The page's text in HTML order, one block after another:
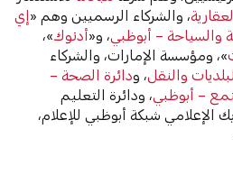
، والشركاء الرسميين وهم «إي
والسياحة – أبوظبي ، و«أدنوك»،
»، ومؤسسة الإمارات، والشركاء
والنقل ، ودائرة الصحة –
– أبوظبي ، ودائرة التعليم
الإعلامي شبكة أبوظبي للإعلام،